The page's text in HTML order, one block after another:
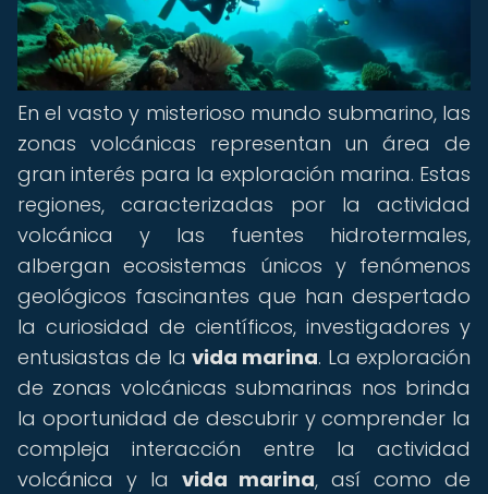
En el vasto y misterioso mundo submarino, las
zonas volcánicas representan un área de
gran interés para la exploración marina. Estas
regiones, caracterizadas por la actividad
volcánica y las fuentes hidrotermales,
albergan ecosistemas únicos y fenómenos
geológicos fascinantes que han despertado
la curiosidad de científicos, investigadores y
entusiastas de la vida marina. La exploración
de zonas volcánicas submarinas nos brinda
la oportunidad de descubrir y comprender la
compleja interacción entre la actividad
volcánica y la vida marina, así como de